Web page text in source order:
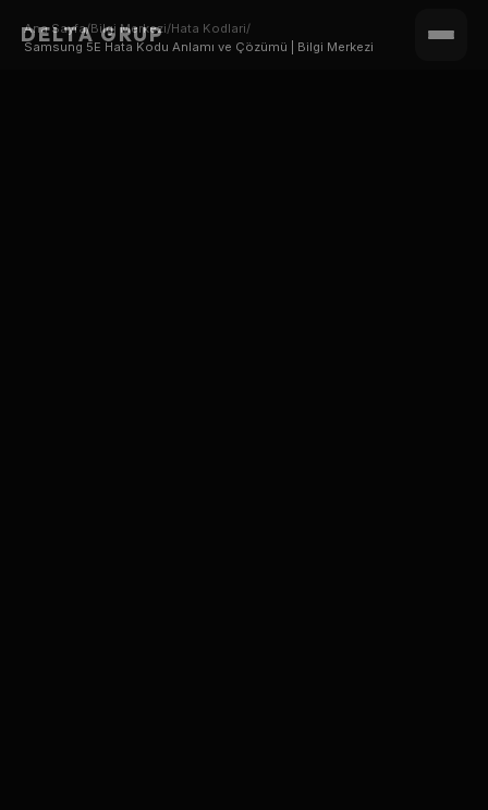
DELTA GRUP
Ana Sayfa/Bilgi Merkezi/Hata Kodlari/
Samsung 5E Hata Kodu Anlamı ve Çözümü | Bilgi Merkezi